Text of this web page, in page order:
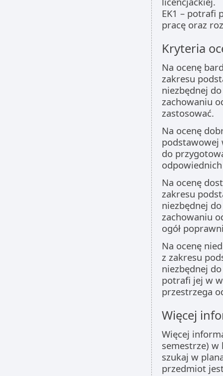
EK1 – potrafi
pracę oraz
Kryteria
Na ocenę
zakresu
niezbędnej
zachowaniu
zastosować.
Na ocenę
podstawowej
do
Na ocenę
zakresu
niezbędnej
zachowaniu
ogół
Na ocenę
z zakresu
niezbędnej
potrafi jej w
przestrzega
Więcej
Więcej
semestrze)
szukaj w
przedmiot